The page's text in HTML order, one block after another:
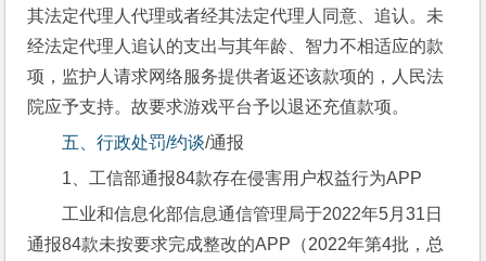
其法定代理人代理或者经其法定代理人同意、追认。未
经法定代理人追认的支出与其年龄、智力不相适应的款
项，监护人请求网络服务提供者返还该款项的，人民法
院应予支持。故要求游戏平台予以退还充值款项。
五、行政处罚/约谈/通报
1、工信部通报84款存在侵害用户权益行为APP
工业和信息化部信息通信管理局于2022年5月31日
通报84款未按要求完成整改的APP（2022年第4批，总